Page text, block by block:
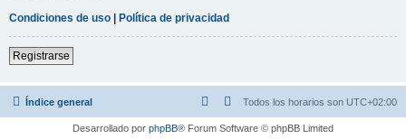
Condiciones de uso | Política de privacidad
Registrarse
Índice general Todos los horarios son UTC+02:00
Desarrollado por phpBB® Forum Software © phpBB Limited